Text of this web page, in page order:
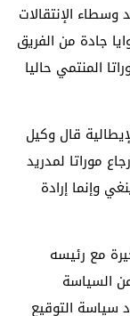
وسطاء الإنتقالات
جادة من الفريق
المنتمي حاليا
قال وكيل
موراتا لمدريد
وإنما إرادة
مع رئيسه
السياسة
سياسة التوقيع